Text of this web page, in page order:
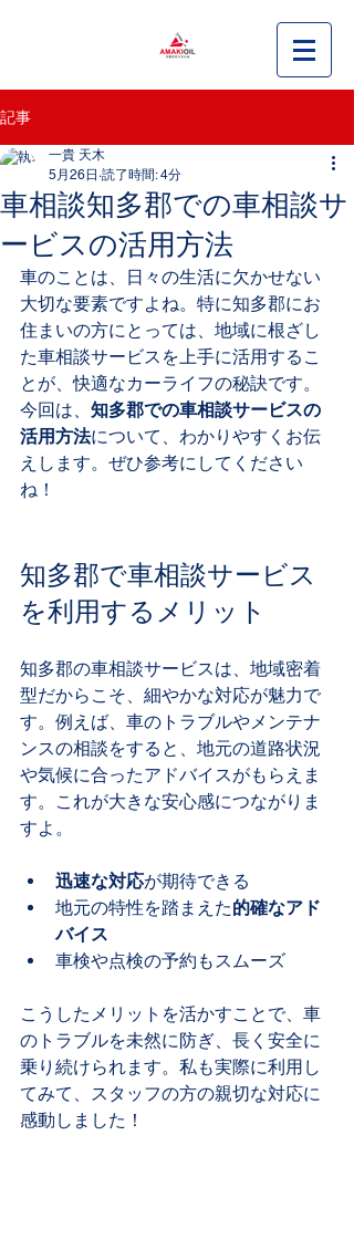
記事
車相談知多郡での車相談サ
ービスの活用方法
一貴 天木
5月26日 読了時間: 4分
車のことは、日々の生活に欠かせない
大切な要素ですよね。特に知多郡にお
住まいの方にとっては、地域に根ざし
た車相談サービスを上手に活用するこ
とが、快適なカーライフの秘訣です。
今回は、 知多郡での車相談サービスの
活用方法について、わかりやすくお伝
えします。ぜひ参考にしてください
ね！
知多郡で車相談サービス
を利用するメリット
知多郡の車相談サービスは、地域密着
型だからこそ、細やかな対応が魅力で
す。例えば、車のトラブルやメンテナ
ンスの相談をすると、地元の道路状況
や気候に合ったアドバイスがもらえま
す。これが大きな安心感につながりま
すよ。
迅速な対応が期待できる
地元の特性を踏まえた的確なアド
バイス
車検や点検の予約もスムーズ
こうしたメリットを活かすことで、車
のトラブルを未然に防ぎ、長く安全に
乗り続けられます。私も実際に利用し
てみて、スタッフの方の親切な対応に
感動しました！